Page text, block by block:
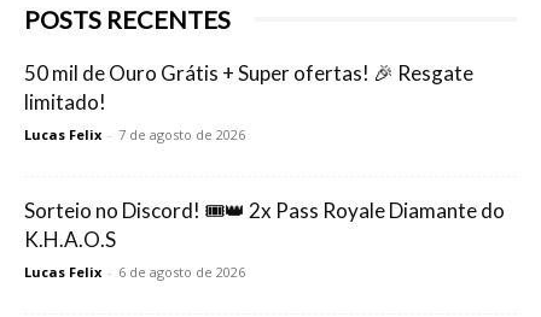
POSTS RECENTES
50 mil de Ouro Grátis + Super ofertas! 🎉 Resgate
limitado!
Lucas Felix - 7 de agosto de 2026
Sorteio no Discord! 🎟️👑 2x Pass Royale Diamante do
K.H.A.O.S
Lucas Felix - 6 de agosto de 2026